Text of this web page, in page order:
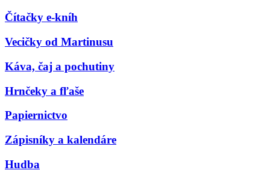
Čítačky e-kníh
Vecičky od Martinusu
Káva, čaj a pochutiny
Hrnčeky a fľaše
Papiernictvo
Zápisníky a kalendáre
Hudba